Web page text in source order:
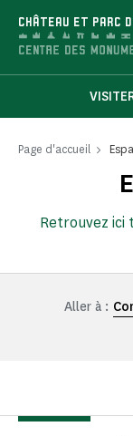
CHÂTEAU ET PARC
Page d'accueil
Retrouvez ici
Aller à :